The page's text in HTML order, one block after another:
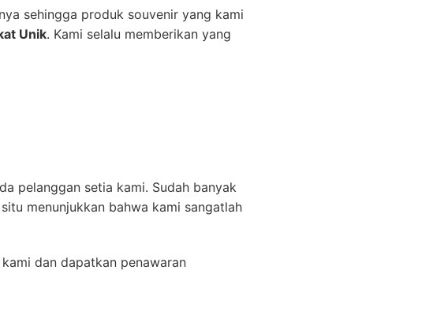
sehingga produk souvenir yang kami
Unik. Kami selalu memberikan yang
pelanggan setia kami. Sudah banyak
menunjukkan bahwa kami sangatlah
dan dapatkan penawaran